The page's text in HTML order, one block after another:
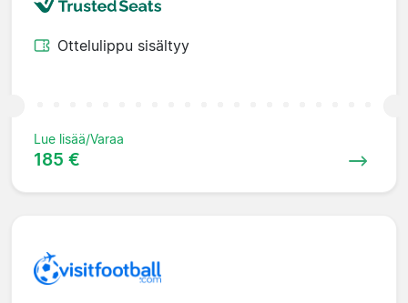
Ottelulippu sisältyy
Lue lisää/Varaa
185 €